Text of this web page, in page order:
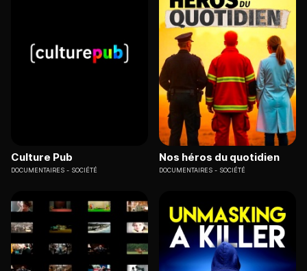
Culture Pub
DOCUMENTAIRES SOCIÉTÉ
Nos héros du quotidien
DOCUMENTAIRES SOCIÉTÉ